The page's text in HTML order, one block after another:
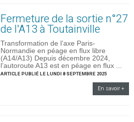
Fermeture de la sortie n°27
de l'A13 à Toutainville
Transformation de l’axe Paris-
Normandie en péage en flux libre
(A14/A13) Depuis décembre 2024,
l’autoroute A13 est en péage en flux ...
ARTICLE PUBLIÉ LE LUNDI 8 SEPTEMBRE 2025
En savoir +